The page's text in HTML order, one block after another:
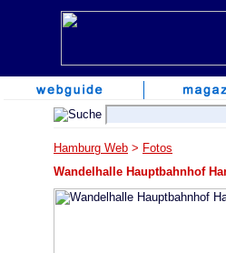
Hamburg Web > Fotos
Wandelhalle Hauptbahnhof